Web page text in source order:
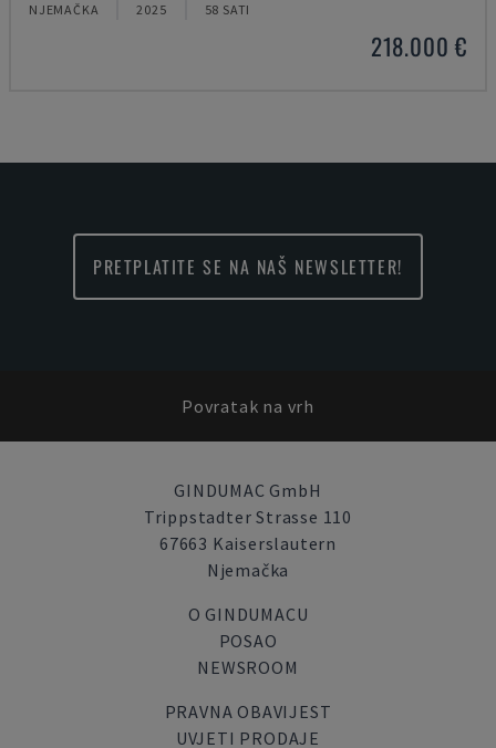
NJEMAČKA 2025 58 SATI
218.000 €
PRETPLATITE SE NA NAŠ NEWSLETTER!
Povratak na vrh
GINDUMAC GmbH
Trippstadter Strasse 110
67663 Kaiserslautern
Njemačka
O GINDUMACU
POSAO
NEWSROOM
PRAVNA OBAVIJEST
UVJETI PRODAJE